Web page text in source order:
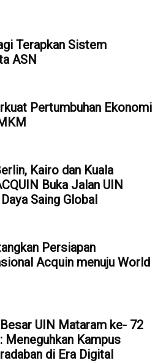
Terapkan Sistem
ASN
Pertumbuhan Ekonomi
Kairo dan Kuala
Buka Jalan UIN
Saing Global
Persiapan
Acquin menuju World
UIN Mataram ke- 72
Meneguhkan Kampus
di Era Digital